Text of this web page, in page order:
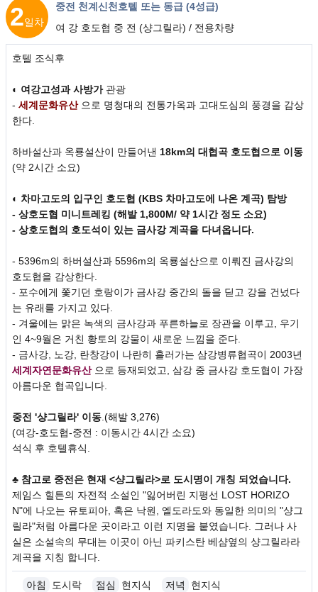
2일차
중전 천계신천호텔 또는 동급 (4성급)
여 강 호도협 중 전 (샹그릴라) / 전용차량
호텔 조식후
◐ 여강고성과 사방가관광
- 세계문화유산 으로 명청대의 전통가옥과 고대도심의 풍경을 감상
한다.
하바설산과 옥룡설산이 만들어낸 18km의 대협곡 호도협으로 이동
(약 2시간 소요)
◐ 차마고도의 입구인 호도협 (KBS 차마고도에 나온 계곡) 탐방
- 상호도협 미니트레킹 (해발 1,800M/ 약 1시간 정도 소요)
- 상호도협의 호도석이 있는 금사강 계곡을 다녀옵니다.
- 5396m의 하버설산과 5596m의 옥룡설산으로 이뤄진 금사강의
호도협을 감상한다.
- 포수에게 쫓기던 호랑이가 금사강 중간의 돌을 딛고 강을 건넜다
는 유래를 가지고 있다.
- 겨울에는 맑은 녹색의 금사강과 푸른하늘로 장관을 이루고, 우기
인 4~9월은 거친 황토의 강물이 새로운 느낌을 준다.
- 금사강, 노강, 란창강이 나란히 흘러가는 삼강병류협곡이 2003년
세계자연문화유산으로 등재되었고, 삼강 중 금사강 호도협이 가장
아름다운 협곡입니다.
중전 '샹그릴라' 이동 (해발 3,276)
(여강-호도협-중전 : 이동시간 4시간 소요)
석식 후 호텔휴식.
♣ 참고로 중전은 현재 <샹그릴라>로 도시명이 개칭 되었습니다.
제임스 힐튼의 자전적 소설인 "잃어버린 지평선 LOST HORIZO
N"에 나오는 유토피아, 혹은 낙원, 엘도라도와 동일한 의미의 "샹그
릴라"처럼 아름다운 곳이라고 이런 지명을 붙였습니다. 그러나 사
실은 소설속의 무대는 이곳이 아닌 파키스탄 베샴옆의 샹그릴라라
계곡을 지칭 합니다.
아침 도시락 점심 현지식 저녁 현지식